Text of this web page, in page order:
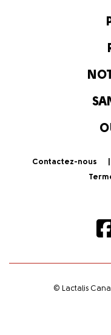
Contactez-nous
© Lactalis